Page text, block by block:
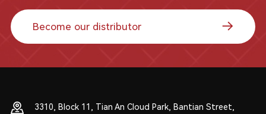
Become our distributor
3310, Block 11, Tian An Cloud Park, Bantian Street,